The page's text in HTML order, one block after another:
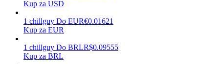
Kup za USD
1 chillguy Do EUR€0.01621
Kup za EUR
1 chillguy Do BRLR$0.09555
Kup za BRL